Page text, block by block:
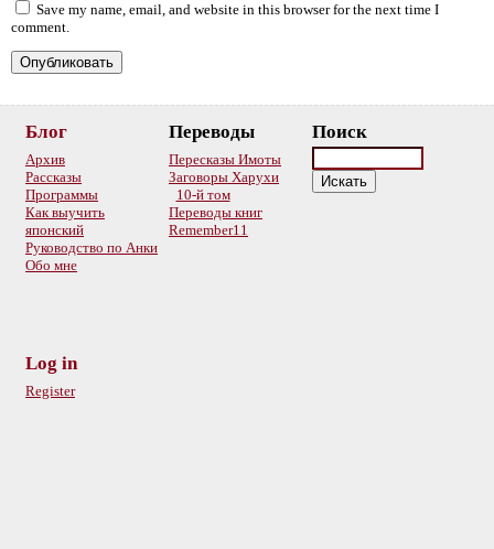
Save my name, email, and website in this browser for the next time I
comment.
Блог
Архив
Рассказы
Программы
Как выучить
японский
Руководство по Анки
Обо мне
Переводы
Пересказы Имоты
Заговоры Харухи
10-й том
Переводы книг
Remember11
Поиск
Log in
Register